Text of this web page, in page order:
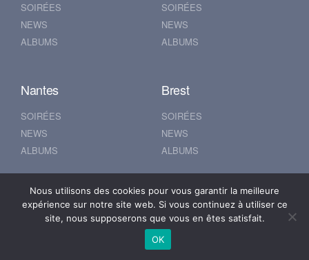
SOIRÉES
NEWS
ALBUMS
SOIRÉES
NEWS
ALBUMS
Nantes
SOIRÉES
NEWS
ALBUMS
Brest
SOIRÉES
NEWS
ALBUMS
© 2019 500POUR100
Mentions Légales
Se connecter
Nous utilisons des cookies pour vous garantir la meilleure
expérience sur notre site web. Si vous continuez à utiliser ce
site, nous supposerons que vous en êtes satisfait.
OK